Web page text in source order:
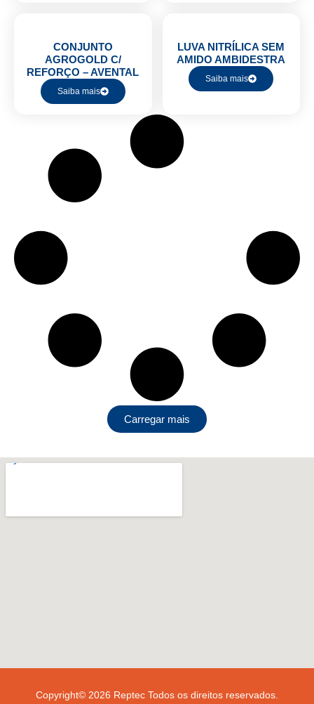
CONJUNTO
AGROGOLD C/
REFORÇO – AVENTAL
Saiba mais
LUVA NITRÍLICA SEM
AMIDO AMBIDESTRA
Saiba mais
Carregar mais
Copyright© 2026 Reptec Todos os direitos reservados.